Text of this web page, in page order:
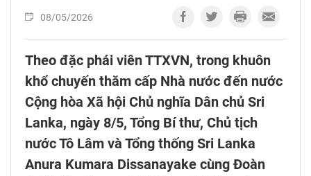
08/05/2026
Theo đặc phái viên TTXVN, trong khuôn
khổ chuyến thăm cấp Nhà nước đến nước
Cộng hòa Xã hội Chủ nghĩa Dân chủ Sri
Lanka, ngày 8/5, Tổng Bí thư, Chủ tịch
nước Tô Lâm và Tổng thống Sri Lanka
Anura Kumara Dissanayake cùng Đoàn